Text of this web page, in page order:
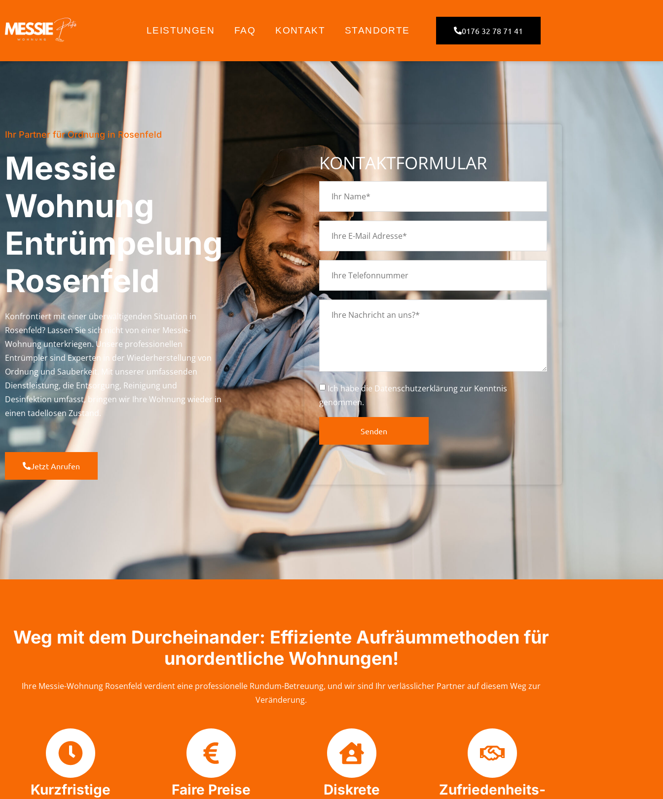
LEISTUNGEN FAQ KONTAKT STANDORTE 0176 32 78 71 41
Ihr Partner für Ordnung in Rosenfeld
Messie
Wohnung
Entrümpelung
Rosenfeld
Konfrontiert mit einer überwältigenden Situation in
Rosenfeld? Lassen Sie sich nicht von einer Messie-
Wohnung unterkriegen. Unsere professionellen
Entrümpler sind Experten in der Wiederherstellung von
Ordnung und Sauberkeit. Mit unserer umfassenden
Dienstleistung, die Entsorgung, Reinigung und
Desinfektion umfasst, bringen wir Ihre Wohnung wieder in
einen tadellosen Zustand.
Jetzt Anrufen
KONTAKTFORMULAR
Ich habe die Datenschutzerklärungzur Kenntnis
genommen.
Senden
Weg mit dem Durcheinander: Effiziente Aufräummethoden für
unordentliche Wohnungen!
Ihre Messie-Wohnung Rosenfeld verdient eine professionelle Rundum-Betreuung, und wir sind Ihr verlässlicher Partner auf diesem Weg zur
Veränderung.
Kurzfristige
Faire Preise
Diskrete
Zufriedenheits-